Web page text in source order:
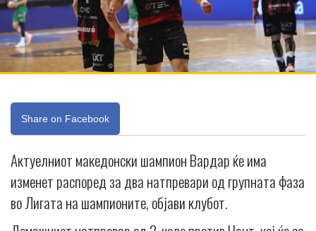
Share on Facebook
Актуелниот македонски шампион Вардар ќе има
изменет распоред за два натпревари од групната фаза
во Лигата на шампионите, објави клубот.